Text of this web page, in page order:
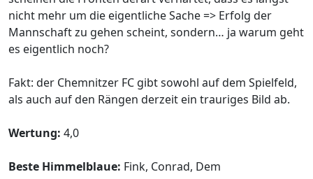
nicht mehr um die eigentliche Sache => Erfolg der
Mannschaft zu gehen scheint, sondern… ja warum geht
es eigentlich noch?
Fakt: der Chemnitzer FC gibt sowohl auf dem Spielfeld,
als auch auf den Rängen derzeit ein trauriges Bild ab.
Wertung: 4,0
Beste Himmelblaue: Fink, Conrad, Dem